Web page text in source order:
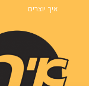
איך יוצרים